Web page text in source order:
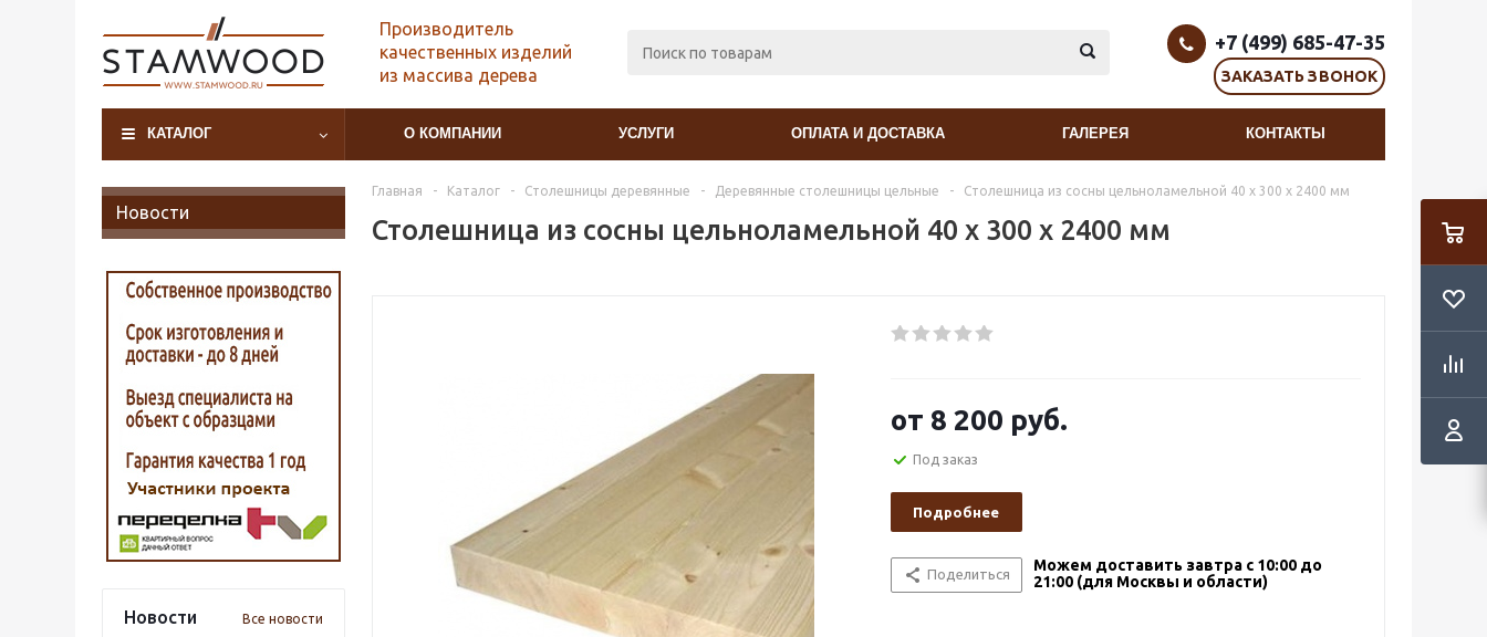
Производитель
качественных изделий
из массива дерева
+7 (499) 685-47-35
ЗАКАЗАТЬ ЗВОНОК
КАТАЛОГ О КОМПАНИИ УСЛУГИ ОПЛАТА И ДОСТАВКА ГАЛЕРЕЯ КОНТАКТЫ
Новости
Новости Все новости
Главная - Каталог - Столешницы деревянные - Деревянные столешницы цельные - Столешница из сосны цельноламельной 40 х 300 х 2400 мм
Столешница из сосны цельноламельной 40 х 300 х 2400 мм
от 8 200 руб.
Под заказ
Подробнее
Поделиться
Можем доставить завтра с 10:00 до
21:00 (для Москвы и области)